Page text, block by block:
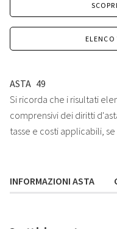
ELENCO
ASTA 49
Si ricorda che i risultati
comprensivi dei diritti
tasse e costi applicabili,
INFORMAZIONI ASTA